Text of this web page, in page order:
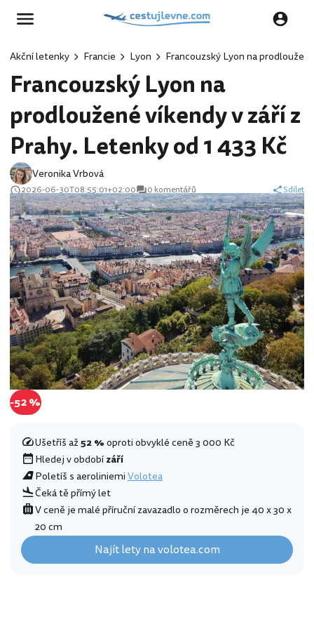
Akční letenky Francie Lyon Francouzský Lyon na
Francouzský Lyon na
prodloužené víkendy v září z
Prahy. Letenky od 1 433 Kč
Veronika Vrbová
2026-06-30T08:55:01+02:00 0 komentářů Sdílet
-52 %
Ušetříš až52 %oproti obvyklé ceně 3 000 Kč
Hledej v obdobízáří
Poletíš s aeroliniemiVolotea
Čeká tě přímý let
V ceně je malé příruční zavazadlo o rozměrech je 40 x 30 x
20 cm
Najít lety na volotea.com